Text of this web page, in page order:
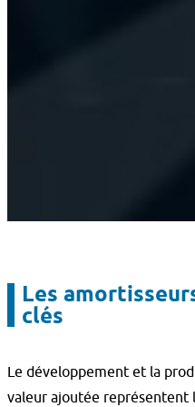
Les
clés
Le développement et la
valeur ajoutée représentent